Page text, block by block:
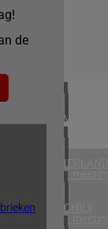
de
1
5
IERLAND
1
CHILI
1